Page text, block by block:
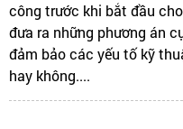
công trước khi bắt đầu
đưa ra những phương án
đảm bảo các yếu tố kỹ
hay không....